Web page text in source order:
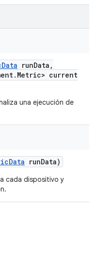
Data runData ,
. Metric> current
una ejecución de
Data runData)
cada dispositivo y